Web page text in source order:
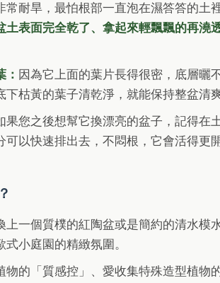
常耐旱，最怕根部一直泡在濕答答的土裡
土表面完全乾了、拿起來輕飄飄的再澆
： 因為它上面的葉片長得很密，底層曬
下枯黃的葉子清乾淨，就能保持整盆清
果您之後想幫它換漂亮的盆子，記得在
以快速排出去，不悶根，它會活得更開
上一個質樸的紅陶盆或是簡約的清水模
小庭園的精緻氛圍。
物的「質感控」、愛收集特殊造型植物